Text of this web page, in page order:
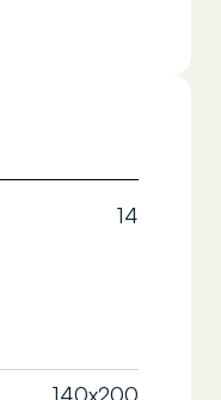
14
140x200